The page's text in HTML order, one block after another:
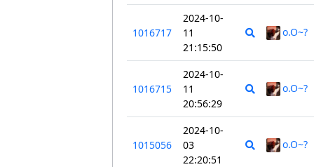
1016717
2024-10-
11
21:15:50
o.O~?
1016715
2024-10-
11
20:56:29
o.O~?
1015056
2024-10-
03
22:20:51
o.O~?